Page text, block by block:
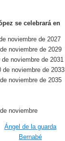
se celebrará en
noviembre de 2027
noviembre de 2029
de noviembre de 2031
de noviembre de 2033
noviembre de 2035
noviembre
Ángel de la guarda
Bernabé